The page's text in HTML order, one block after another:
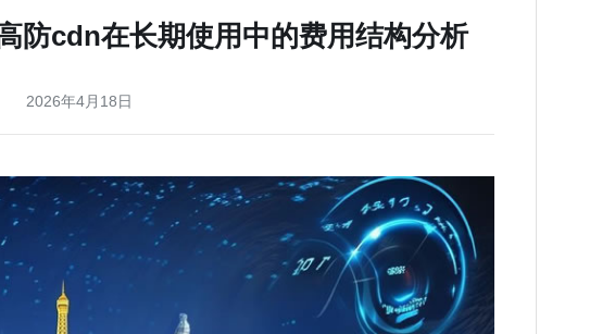
防cdn在长期使用中的费用结构分析
2026年4月18日